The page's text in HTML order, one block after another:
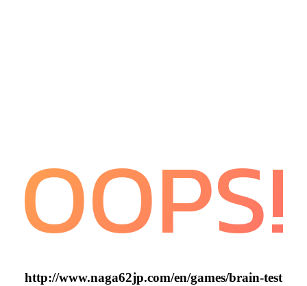
OOPS!
http://www.naga62jp.com/en/games/brain-test